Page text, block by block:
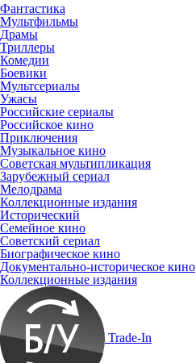
Фантастика
Мультфильмы
Драмы
Триллеры
Комедии
Боевики
Мультсериалы
Ужасы
Российские сериалы
Российское кино
Приключения
Музыкальное кино
Советская мультипликация
Зарубежный сериал
Мелодрама
Коллекционные издания
Исторический
Семейное кино
Советский сериал
Биографическое кино
Документально-историческое кино
Коллекционные издания
Trade-In